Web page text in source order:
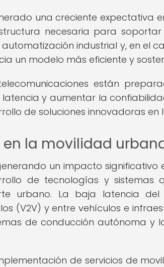
una creciente expectativa
necesaria para soportar
industrial y, en el
un modelo más eficiente y
están
y aumentar la
de soluciones innovadoras en
en la movilidad
un impacto
de tecnologías y sistemas
urbano. La baja latencia
(V2V) y entre vehículos e
de conducción autónoma y
de servicios de